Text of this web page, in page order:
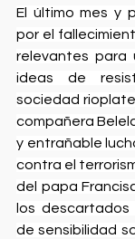
El último mes y
por el
relevantes para
ideas de
sociedad
compañera
y entrañable
contra el
del papa
los
de sensibilidad